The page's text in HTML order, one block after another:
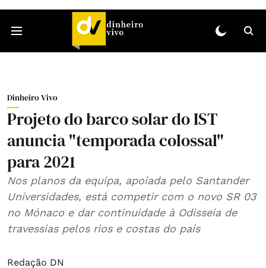
Dinheiro Vivo
Projeto do barco solar do IST
anuncia "temporada colossal"
para 2021
Nos planos da equipa, apoiada pelo Santander
Universidades, está competir com o novo SR 03
no Mónaco e dar continuidade à Odisseia de
travessias pelos rios e costas do país
Redação DN